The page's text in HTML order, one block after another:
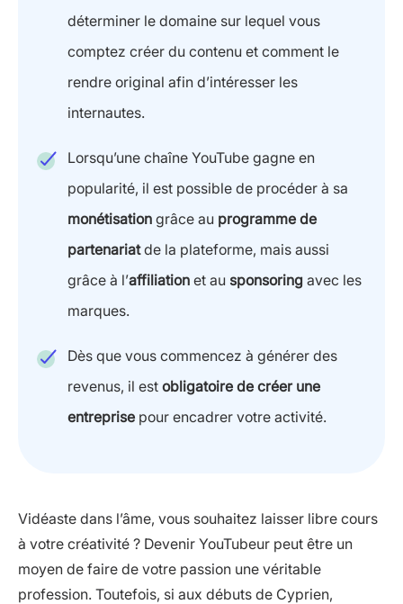
déterminer le domaine sur lequel vous
comptez créer du contenu et comment le
rendre original afin d’intéresser les
internautes.
Lorsqu’une chaîne YouTube gagne en
popularité, il est possible de procéder à sa
monétisation grâce au programme de
partenariatde la plateforme, mais aussi
grâce à l’affiliation et au sponsoring avec les
marques.
Dès que vous commencez à générer des
revenus, il est obligatoire de créer une
entreprise pour encadrer votre activité.
Vidéaste dans l’âme, vous souhaitez laisser libre cours
à votre créativité ? Devenir YouTubeur peut être un
moyen de faire de votre passion une véritable
profession. Toutefois, si aux débuts de Cyprien,